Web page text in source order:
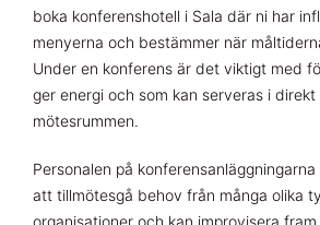
boka konferenshotell i Sala där ni har
menyerna och bestämmer när
Under en konferens är det viktigt med
ger energi och som kan serveras i direkt
mötesrummen.
Personalen på
att tillmötesgå behov från många olika
organisationer och kan improvisera